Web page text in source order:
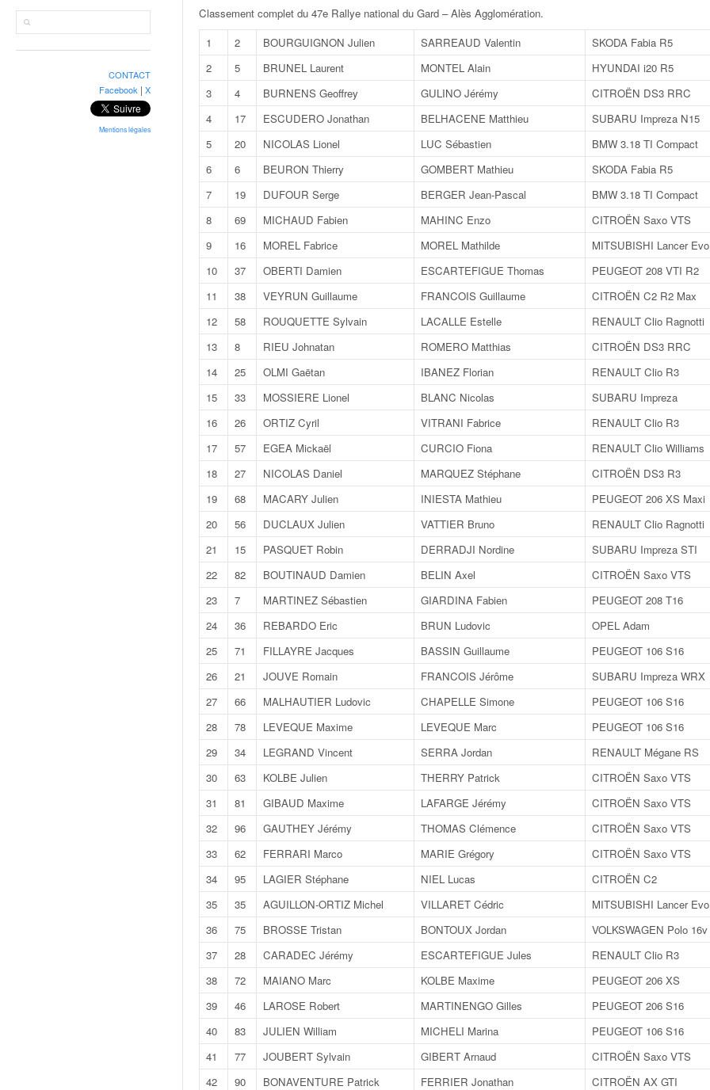
CONTACT
Facebook | X
Mentions légales
Classement complet du 47e Rallye national du Gard – Alès Agglomération.
1
2 BOURGUIGNON Julien SARREAUD Valentin
SKODA Fabia R5
2
5 BRUNEL Laurent MONTEL Alain
HYUNDAI i20 R5
3
4 BURNENS Geoffrey GULINO Jérémy
CITROËN DS3 RRC
4
17 ESCUDERO Jonathan BELHACENE Matthieu
SUBARU Impreza N15
5
20 NICOLAS Lionel LUC Sébastien
BMW 3.18 TI Compact
6
6 BEURON Thierry GOMBERT Mathieu
SKODA Fabia R5
7
19 DUFOUR Serge BERGER Jean-Pascal
BMW 3.18 TI Compact
8
69 MICHAUD Fabien MAHINC Enzo
CITROËN Saxo VTS
9
16 MOREL Fabrice MOREL Mathilde
MITSUBISHI Lancer
10
37 OBERTI Damien ESCARTEFIGUE Thomas
PEUGEOT 208 VTI R2
11
38 VEYRUN Guillaume FRANCOIS Guillaume
CITROËN C2 R2 Max
12
58 ROUQUETTE Sylvain LACALLE Estelle
RENAULT Clio Ragnotti
13
8 RIEU Johnatan ROMERO Matthias
CITROËN DS3 RRC
14
25 OLMI Gaëtan IBANEZ Florian
RENAULT Clio R3
15
33 MOSSIERE Lionel BLANC Nicolas
SUBARU Impreza
16
26 ORTIZ Cyril VITRANI Fabrice
RENAULT Clio R3
17
57 EGEA Mickaël CURCIO Fiona
RENAULT Clio Williams
18
27 NICOLAS Daniel MARQUEZ Stéphane
CITROËN DS3 R3
19
68 MACARY Julien INIESTA Mathieu
PEUGEOT 206 XS Maxi
20
56 DUCLAUX Julien VATTIER Bruno
RENAULT Clio Ragnotti
21
15 PASQUET Robin DERRADJI Nordine
SUBARU Impreza STI
22
82 BOUTINAUD Damien BELIN Axel
CITROËN Saxo VTS
23
7 MARTINEZ Sébastien GIARDINA Fabien
PEUGEOT 208 T16
24
36 REBARDO Eric BRUN Ludovic
OPEL Adam
25
71 FILLAYRE Jacques BASSIN Guillaume
PEUGEOT 106 S16
26
21 JOUVE Romain FRANCOIS Jérôme
SUBARU Impreza WRX
27
66 MALHAUTIER Ludovic CHAPELLE Simone
PEUGEOT 106 S16
28
78 LEVEQUE Maxime LEVEQUE Marc
PEUGEOT 106 S16
29
34 LEGRAND Vincent SERRA Jordan
RENAULT Mégane RS
30
63 KOLBE Julien THERRY Patrick
CITROËN Saxo VTS
31
81 GIBAUD Maxime LAFARGE Jérémy
CITROËN Saxo VTS
32
96 GAUTHEY Jérémy THOMAS Clémence
CITROËN Saxo VTS
33
62 FERRARI Marco MARIE Grégory
CITROËN Saxo VTS
34
95 LAGIER Stéphane NIEL Lucas
CITROËN C2
35
35 AGUILLON-ORTIZ Michel VILLARET Cédric
MITSUBISHI Lancer
36
75 BROSSE Tristan BONTOUX Jordan
VOLKSWAGEN Polo 16v
37
28 CARADEC Jérémy ESCARTEFIGUE Jules
RENAULT Clio R3
38
72 MAIANO Marc KOLBE Maxime
PEUGEOT 206 XS
39
46 LAROSE Robert MARTINENGO Gilles
PEUGEOT 206 S16
40
83 JULIEN William MICHELI Marina
PEUGEOT 106 S16
41
77 JOUBERT Sylvain GIBERT Arnaud
CITROËN Saxo VTS
42
90 BONAVENTURE Patrick FERRIER Jonathan
CITROËN AX GTI